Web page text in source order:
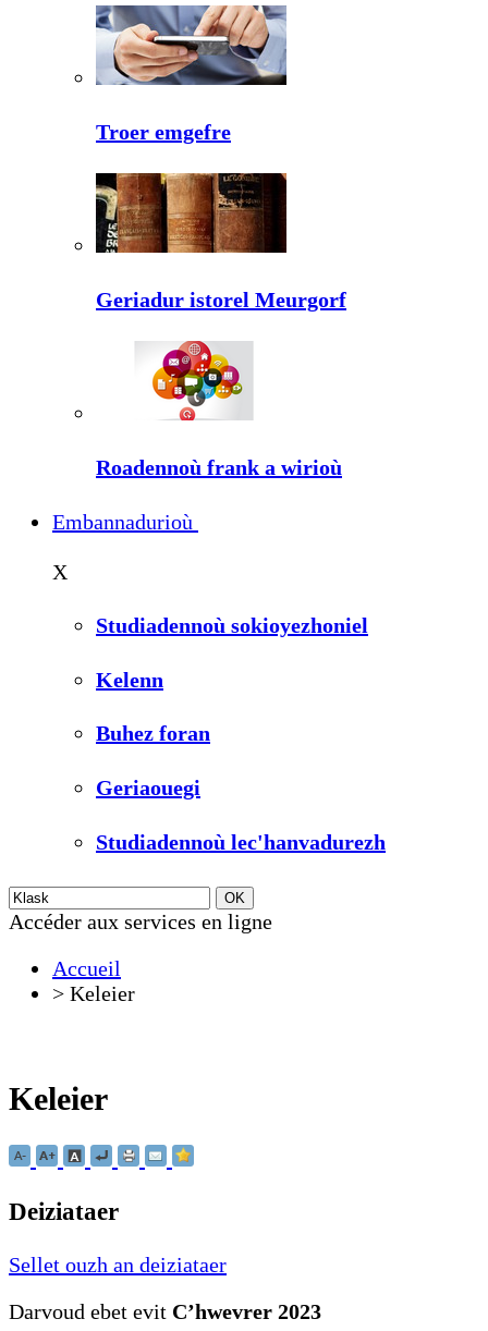
Troer emgefre
Geriadur istorel Meurgorf
Roadennoù frank a wirioù
Embannadurioù
X
Studiadennoù sokioyezhoniel
Kelenn
Buhez foran
Geriaouegi
Studiadennoù lec'hanvadurezh
Accéder aux services en ligne
Accueil
> Keleier
Keleier
Deiziataer
Sellet ouzh an deiziataer
Darvoud ebet evit Cʼhwevrer 2023